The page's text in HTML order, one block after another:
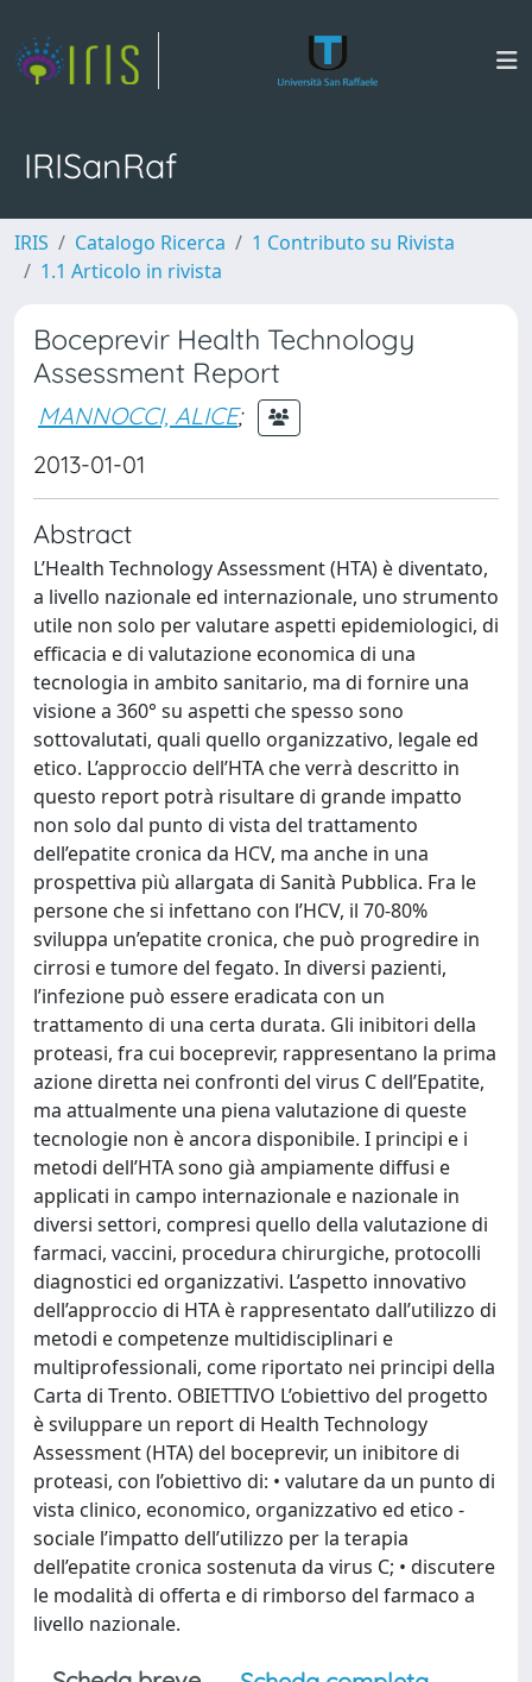
IRISanRaf
IRIS Catalogo Ricerca
1 Contributo su Rivista
1.1 Articolo in rivista
Boceprevir Health Technology
Assessment Report
MANNOCCI, ALICE;
2013-01-01
Abstract
L’Health Technology Assessment (HTA) è diventato,
a livello nazionale ed internazionale, uno strumento
utile non solo per valutare aspetti epidemiologici, di
efficacia e di valutazione economica di una
tecnologia in ambito sanitario, ma di fornire una
visione a 360° su aspetti che spesso sono
sottovalutati, quali quello organizzativo, legale ed
etico. L’approccio dell’HTA che verrà descritto in
questo report potrà risultare di grande impatto
non solo dal punto di vista del trattamento
dell’epatite cronica da HCV, ma anche in una
prospettiva più allargata di Sanità Pubblica. Fra le
persone che si infettano con l’HCV, il 70-80%
sviluppa un’epatite cronica, che può progredire in
cirrosi e tumore del fegato. In diversi pazienti,
l’infezione può essere eradicata con un
trattamento di una certa durata. Gli inibitori della
proteasi, fra cui boceprevir, rappresentano la prima
azione diretta nei confronti del virus C dell’Epatite,
ma attualmente una piena valutazione di queste
tecnologie non è ancora disponibile. I principi e i
metodi dell’HTA sono già ampiamente diffusi e
applicati in campo internazionale e nazionale in
diversi settori, compresi quello della valutazione di
farmaci, vaccini, procedura chirurgiche, protocolli
diagnostici ed organizzativi. L’aspetto innovativo
dell’approccio di HTA è rappresentato dall’utilizzo di
metodi e competenze multidisciplinari e
multiprofessionali, come riportato nei principi della
Carta di Trento. OBIETTIVO L’obiettivo del progetto
è sviluppare un report di Health Technology
Assessment (HTA) del boceprevir, un inibitore di
proteasi, con l’obiettivo di: • valutare da un punto di
vista clinico, economico, organizzativo ed etico -
sociale l’impatto dell’utilizzo per la terapia
dell’epatite cronica sostenuta da virus C; • discutere
le modalità di offerta e di rimborso del farmaco a
livello nazionale.